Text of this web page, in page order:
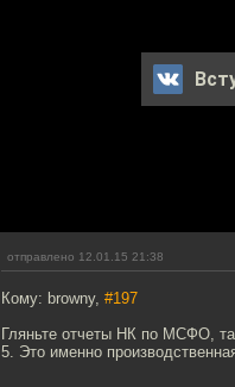
отправлено 12.01.15 21:38
Кому: browny, #197
Гляньте отчеты НК по МСФО,
5. Это именно